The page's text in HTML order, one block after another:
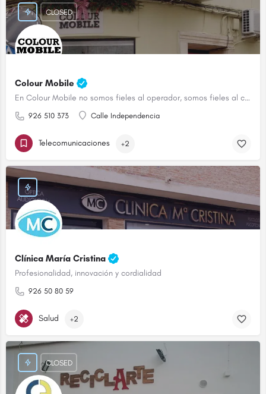
Colour Mobile
En Colour Mobile no somos fieles al operador, somos fieles al cliente
926 510 373 Calle Independencia
CLOSED
Telecomunicaciones +2
Clínica María Cristina
Profesionalidad, innovación y cordialidad
926 50 80 59
Salud +2
CLOSED